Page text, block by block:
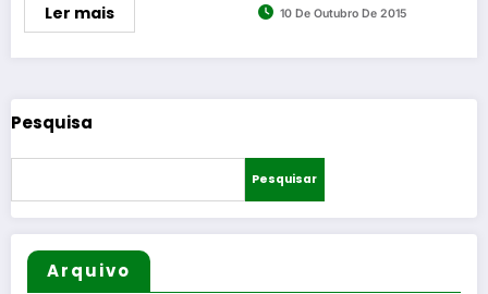
Ler mais 10 De Outubro De 2015
Pesquisa
Pesquisar
Arquivo